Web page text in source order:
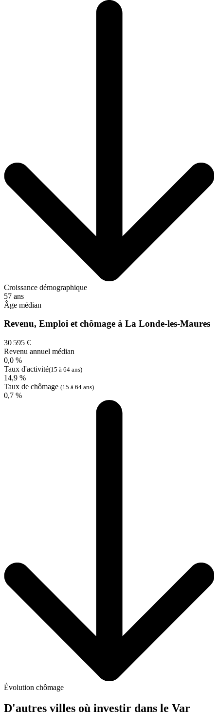
Croissance démographique
57 ans
Âge médian
Revenu, Emploi et chômage à La Londe-les-Maures
30 595 €
Revenu annuel médian
0,0 %
Taux d'activité(15 à 64 ans)
14,9 %
Taux de chômage (15 à 64 ans)
0,7 %
Évolution chômage
D'autres villes où investir dans le Var